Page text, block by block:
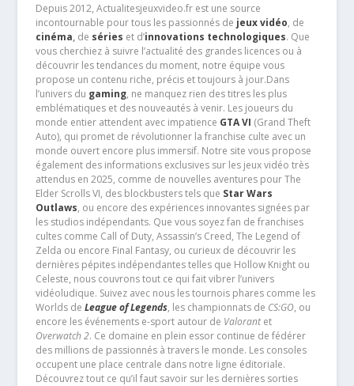
Depuis 2012, Actualitesjeuxvideo.fr est une source
incontournable pour tous les passionnés de jeux vidéo, de
cinéma,de séries et d’innovations technologiques. Que
vous cherchiez à suivre l’actualité des grandes licences ou à
découvrir les tendances du moment, notre équipe vous
propose un contenu riche, précis et toujours à jour.Dans
l’univers du gaming, ne manquez rien des titres les plus
emblématiques et des nouveautés à venir. Les joueurs du
monde entier attendent avec impatience GTA VI (Grand Theft
Auto), qui promet de révolutionner la franchise culte avec un
monde ouvert encore plus immersif. Notre site vous propose
également des informations exclusives sur les jeux vidéo très
attendus en 2025, comme de nouvelles aventures pour The
Elder Scrolls VI, des blockbusters tels que Star Wars
Outlaws, ou encore des expériences innovantes signées par
les studios indépendants. Que vous soyez fan de franchises
cultes comme Call of Duty, Assassin’s Creed, The Legend of
Zelda ou encore Final Fantasy, ou curieux de découvrir les
dernières pépites indépendantes telles que Hollow Knight ou
Celeste, nous couvrons tout ce qui fait vibrer l’univers
vidéoludique. Suivez avec nous les tournois phares comme les
Worlds de League of Legends, les championnats de CS:GO, ou
encore les événements e-sport autour de Valorantet
Overwatch 2. Ce domaine en plein essor continue de fédérer
des millions de passionnés à travers le monde. Les consoles
occupent une place centrale dans notre ligne éditoriale.
Découvrez tout ce qu’il faut savoir sur les dernières sorties